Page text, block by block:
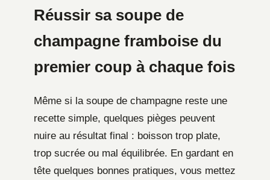
Réussir sa soupe de
champagne framboise du
premier coup à chaque fois
Même si la soupe de champagne reste une
recette simple, quelques pièges peuvent
nuire au résultat final : boisson trop plate,
trop sucrée ou mal équilibrée. En gardant en
tête quelques bonnes pratiques, vous mettez